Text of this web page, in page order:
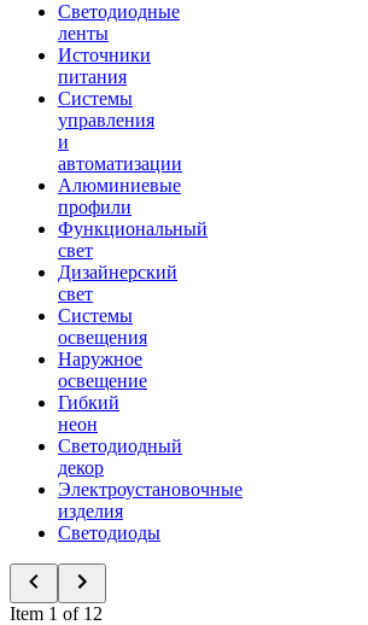
Светодиодные
ленты
Источники
питания
Системы
управления
и
автоматизации
Алюминиевые
профили
Функциональный
свет
Дизайнерский
свет
Системы
освещения
Наружное
освещение
Гибкий
неон
Светодиодный
декор
Электроустановочные
изделия
Светодиоды
Item 1 of 12